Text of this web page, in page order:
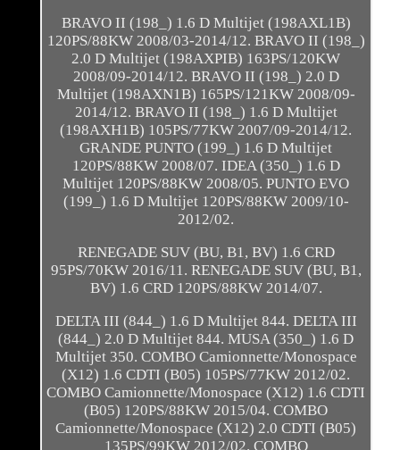
BRAVO II (198_) 1.6 D Multijet (198AXL1B)
120PS/88KW 2008/03-2014/12. BRAVO II (198_)
2.0 D Multijet (198AXPIB) 163PS/120KW
2008/09-2014/12. BRAVO II (198_) 2.0 D
Multijet (198AXN1B) 165PS/121KW 2008/09-
2014/12. BRAVO II (198_) 1.6 D Multijet
(198AXH1B) 105PS/77KW 2007/09-2014/12.
GRANDE PUNTO (199_) 1.6 D Multijet
120PS/88KW 2008/07. IDEA (350_) 1.6 D
Multijet 120PS/88KW 2008/05. PUNTO EVO
(199_) 1.6 D Multijet 120PS/88KW 2009/10-
2012/02.
RENEGADE SUV (BU, B1, BV) 1.6 CRD
95PS/70KW 2016/11. RENEGADE SUV (BU, B1,
BV) 1.6 CRD 120PS/88KW 2014/07.
DELTA III (844_) 1.6 D Multijet 844. DELTA III
(844_) 2.0 D Multijet 844. MUSA (350_) 1.6 D
Multijet 350. COMBO Camionnette/Monospace
(X12) 1.6 CDTI (B05) 105PS/77KW 2012/02.
COMBO Camionnette/Monospace (X12) 1.6 CDTI
(B05) 120PS/88KW 2015/04. COMBO
Camionnette/Monospace (X12) 2.0 CDTI (B05)
135PS/99KW 2012/02. COMBO